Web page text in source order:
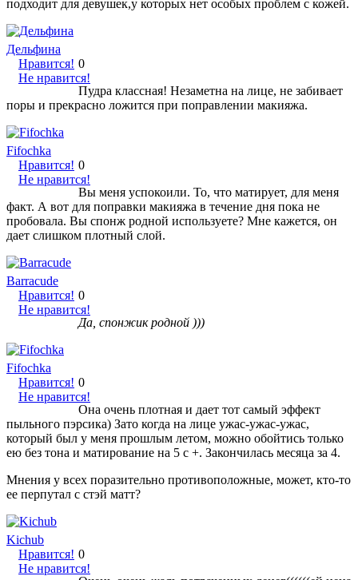
подходит для девушек,у которых нет особых проблем с кожей.
Дельфина
Нравится!
Не нравится!
0
Пудра классная! Незаметна на лице, не забивает
поры и прекрасно ложится при поправлении макияжа.
Fifochka
Нравится!
Не нравится!
0
Вы меня успокоили. То, что матирует, для меня
факт. А вот для поправки макияжа в течение дня пока не
пробовала. Вы спонж родной используете? Мне кажется, он
дает слишком плотный слой.
Barracude
Нравится!
Не нравится!
0
Да, спонжик родной )))
Fifochka
Нравится!
Не нравится!
0
Она очень плотная и дает тот самый эффект
пыльного пэрсика) Зато когда на лице ужас-ужас-ужас,
который был у меня прошлым летом, можно обойтись только
ею без тона и матирование на 5 с +. Закончилась месяца за 4.
Мнения у всех поразительно противоположные, может, кто-то
ее перпутал с стэй матт?
Kichub
Нравится!
Не нравится!
0